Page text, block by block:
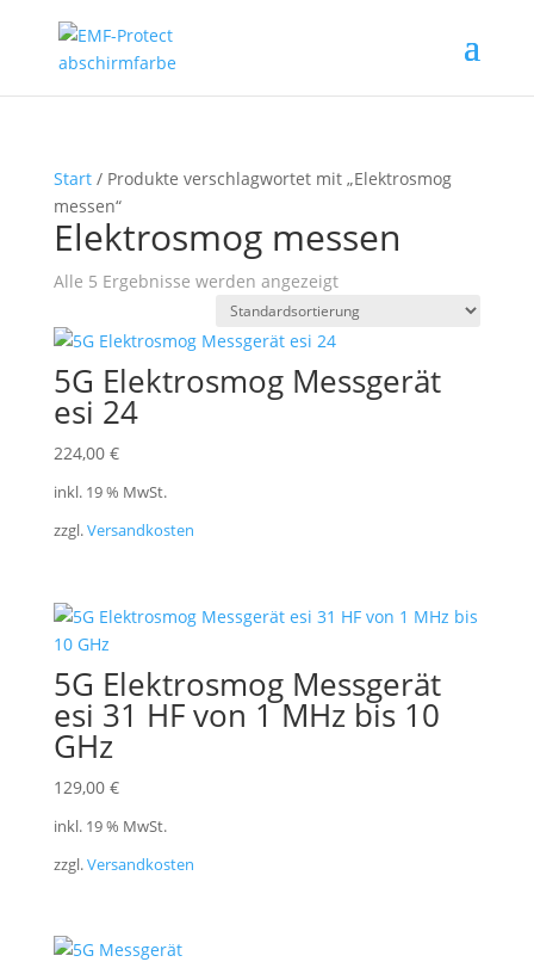
Start/ Produkte verschlagwortet mit „Elektrosmog
messen“
Elektrosmog messen
Alle 5 Ergebnisse werden angezeigt
5G Elektrosmog Messgerät
esi 24
224,00 €
inkl. 19 % MwSt.
zzgl.Versandkosten
5G Elektrosmog Messgerät
esi 31 HF von 1 MHz bis 10
GHz
129,00 €
inkl. 19 % MwSt.
zzgl.Versandkosten